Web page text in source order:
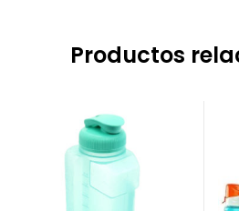
Productos